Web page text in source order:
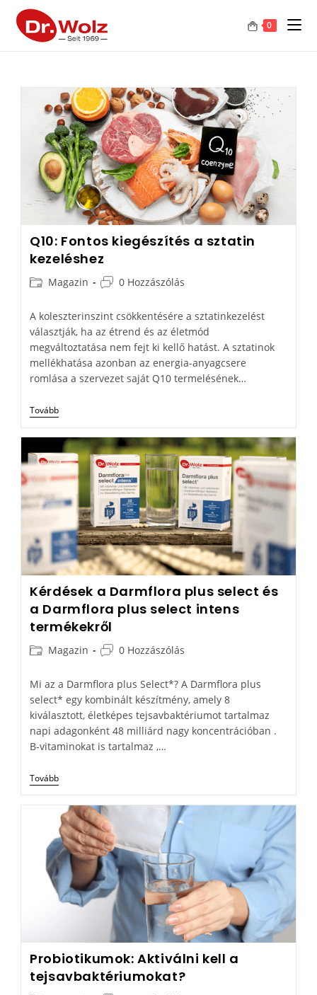
0
Q10: Fontos kiegészítés a sztatin
kezeléshez
Magazin 0 Hozzászólás
A koleszterinszint csökkentésére a sztatinkezelést
választják, ha az étrend és az életmód
megváltoztatása nem fejt ki kellő hatást. A sztatinok
mellékhatása azonban az energia-anyagcsere
romlása a szervezet saját Q10 termelésének…
Tovább
Kérdések a Darmflora plus select és
a Darmflora plus select intens
termékekről
Magazin 0 Hozzászólás
Mi az a Darmflora plus Select*? A Darmflora plus
select* egy kombinált készítmény, amely 8
kiválasztott, életképes tejsavbaktériumot tartalmaz
napi adagonként 48 milliárd nagy koncentrációban .
B-vitaminokat is tartalmaz ,…
Tovább
Probiotikumok: Aktiválni kell a
tejsavbaktériumokat?